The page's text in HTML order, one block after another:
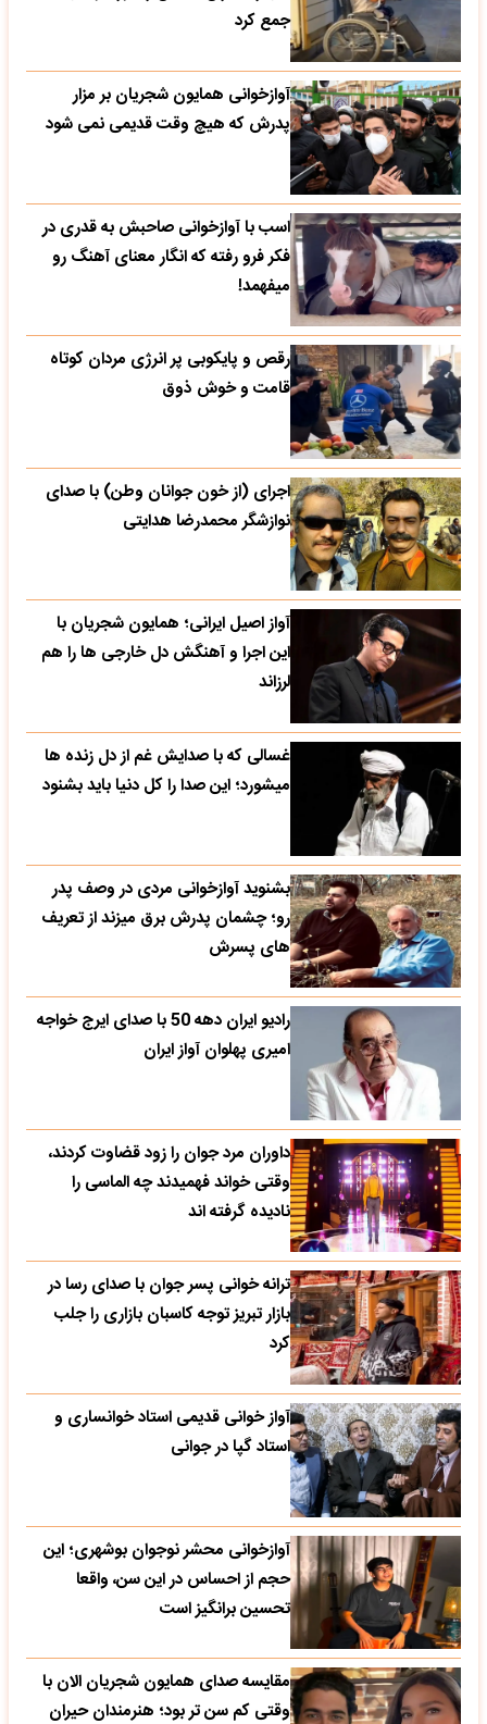
جمع کرد
آوازخوانی همایون شجریان بر مزار
پدرش که هیچ وقت قدیمی نمی شود
اسب با آوازخوانی صاحبش به قدری در
فکر فرو رفته که انگار معنای آهنگ رو
میفهمد!
رقص و پایکوبی پر انرژی مردان کوتاه
قامت و خوش ذوق
اجرای (از خون جوانان وطن) با صدای
نوازشگر محمدرضا هدایتی
آواز اصیل ایرانی؛ همایون شجریان با
این اجرا و آهنگش دل خارجی ها را هم
لرزاند
غسالی که با صدایش غم از دل زنده ها
میشورد؛ این صدا را کل دنیا باید بشنود
بشنوید آوازخوانی مردی در وصف پدر
رو؛ چشمان پدرش برق میزند از تعریف
های پسرش
رادیو ایران دهه 50 با صدای ایرج خواجه
امیری پهلوان آواز ایران
داوران مرد جوان را زود قضاوت کردند،
وقتی خواند فهمیدند چه الماسی را
نادیده گرفته اند
ترانه خوانی پسر جوان با صدای رسا در
بازار تبریز توجه کاسبان بازاری را جلب
کرد
آواز خوانی قدیمی استاد خوانساری و
استاد گپا در جوانی
آوازخوانی محشر نوجوان بوشهری؛ این
حجم از احساس در این سن، واقعا
تحسین‌ برانگیز است
مقایسه صدای همایون شجریان الان با
وقتی کم سن تر بود؛ هنرمندان حیران